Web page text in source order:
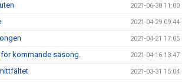
2021-06-30 11:00
2021-04-29 09:44
2021-04-21 17:05
kommande säsong. 2021-04-16 13:47
2021-03-31 15:04